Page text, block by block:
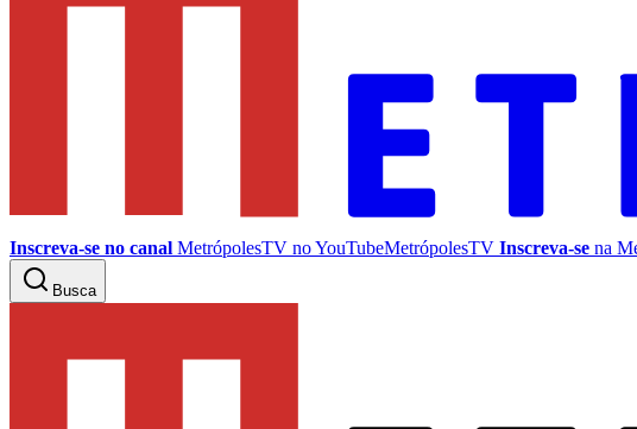
Inscreva-se no canal MetrópolesTV noYouTubeMetrópolesTV Inscreva-se na
Busca